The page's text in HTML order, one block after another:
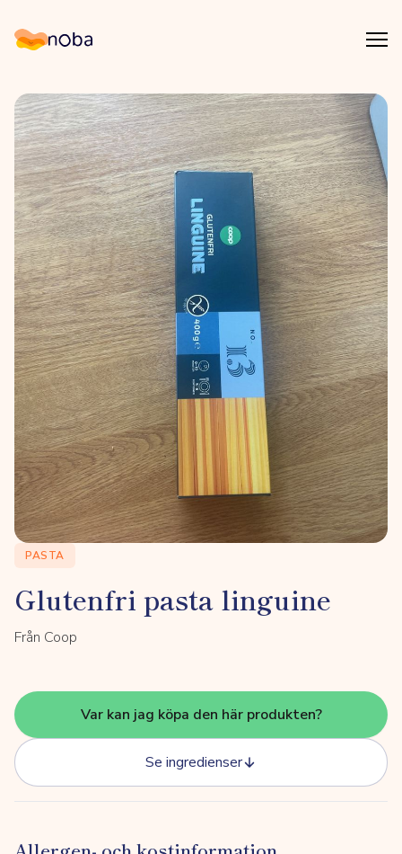
Noba
PASTA
Glutenfri pasta linguine
Från Coop
Var kan jag köpa den här produkten?
Se ingredienser